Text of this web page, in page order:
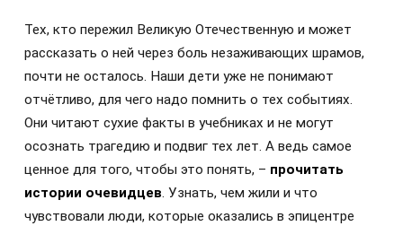
Тех, кто пережил Великую Отечественную и может
рассказать о ней через боль незаживающих шрамов,
почти не осталось. Наши дети уже не понимают
отчётливо, для чего надо помнить о тех событиях.
Они читают сухие факты в учебниках и не могут
осознать трагедию и подвиг тех лет. А ведь самое
ценное для того, чтобы это понять, – прочитать
истории очевидцев. Узнать, чем жили и что
чувствовали люди, которые оказались в эпицентре